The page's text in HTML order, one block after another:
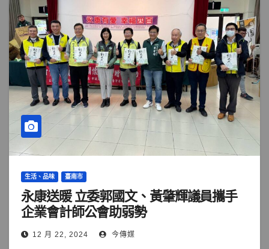
生活、品味 臺南市
永康送暖 立委郭國文、黃肇輝議員攜手
企業會計師公會助弱勢
12 月 22, 2024 今傳媒